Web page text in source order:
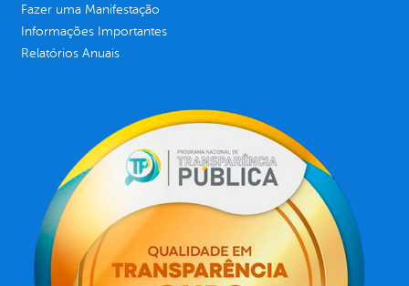
Fazer uma Manifestação
Informações Importantes
Relatórios Anuais